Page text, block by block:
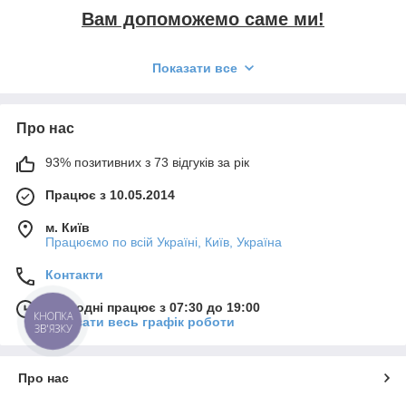
Вам допоможемо саме ми!
Запитаєте чому ми?
виконану роботу за найнижчими
цінних
Показати все
Про нас
93% позитивних з 73 відгуків за рік
Працює з 10.05.2014
м. Київ
Працюємо по всій Україні, Київ, Україна
Контакти
Сьогодні працює з 07:30 до 19:00
Показати весь графік роботи
Про нас
КНОПКА
ЗВ'ЯЗКУ